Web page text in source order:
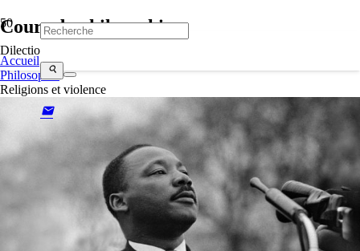
Dilectio
search
mail
Cours de philosophie
Accueil
Philosophie
Religions et violence